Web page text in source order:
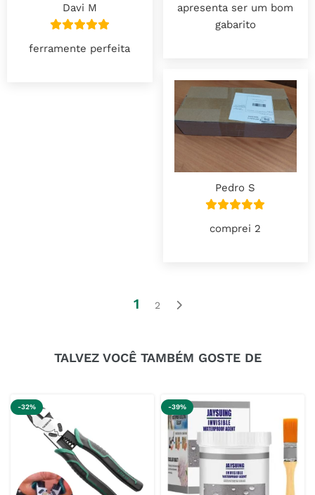
apresenta ser um bom
gabarito
Davi M
ferramente perfeita
Pedro S
comprei 2
1 2
TALVEZ VOCÊ TAMBÉM GOSTE DE
-32% -39%